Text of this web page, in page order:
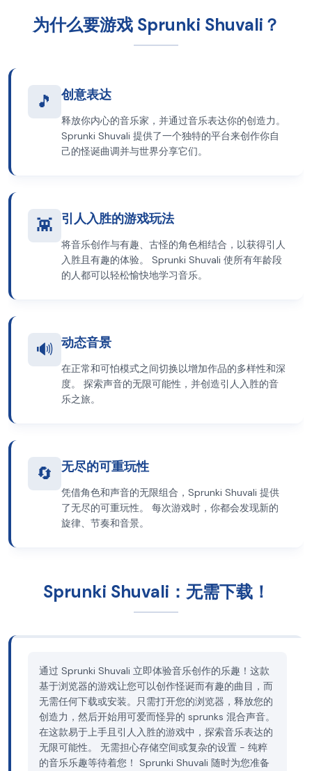
为什么要游戏 Sprunki Shuvali？
🎵 创意表达
释放你内心的音乐家，并通过音乐表达你的创造力。
Sprunki Shuvali 提供了一个独特的平台来创作你自
己的怪诞曲调并与世界分享它们。
👾 引人入胜的游戏玩法
将音乐创作与有趣、古怪的角色相结合，以获得引人
入胜且有趣的体验。 Sprunki Shuvali 使所有年龄段
的人都可以轻松愉快地学习音乐。
🔊 动态音景
在正常和可怕模式之间切换以增加作品的多样性和深
度。 探索声音的无限可能性，并创造引人入胜的音
乐之旅。
🔄 无尽的可重玩性
凭借角色和声音的无限组合，Sprunki Shuvali 提供
了无尽的可重玩性。 每次游戏时，你都会发现新的
旋律、节奏和音景。
Sprunki Shuvali：无需下载！
通过 Sprunki Shuvali 立即体验音乐创作的乐趣！这款
基于浏览器的游戏让您可以创作怪诞而有趣的曲目，而
无需任何下载或安装。只需打开您的浏览器，释放您的
创造力，然后开始用可爱而怪异的 sprunks 混合声音。
在这款易于上手且引人入胜的游戏中，探索音乐表达的
无限可能性。 无需担心存储空间或复杂的设置 - 纯粹
的音乐乐趣等待着您！ Sprunki Shuvali 随时为您准备